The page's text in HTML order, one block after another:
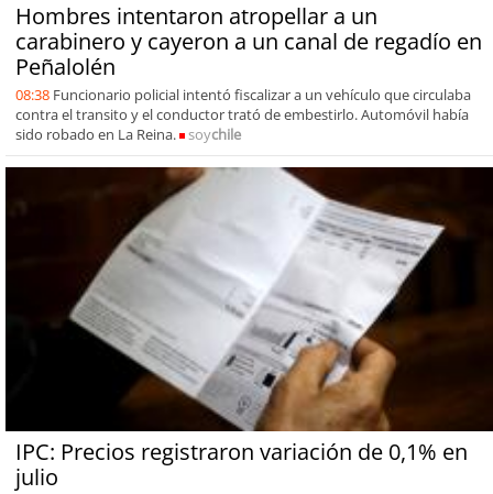
Hombres intentaron atropellar a un
carabinero y cayeron a un canal de regadío en
Peñalolén
08:38 Funcionario policial intentó fiscalizar a un vehículo que circulaba
contra el transito y el conductor trató de embestirlo. Automóvil había
sido robado en La Reina.
soychile
IPC: Precios registraron variación de 0,1% en
julio